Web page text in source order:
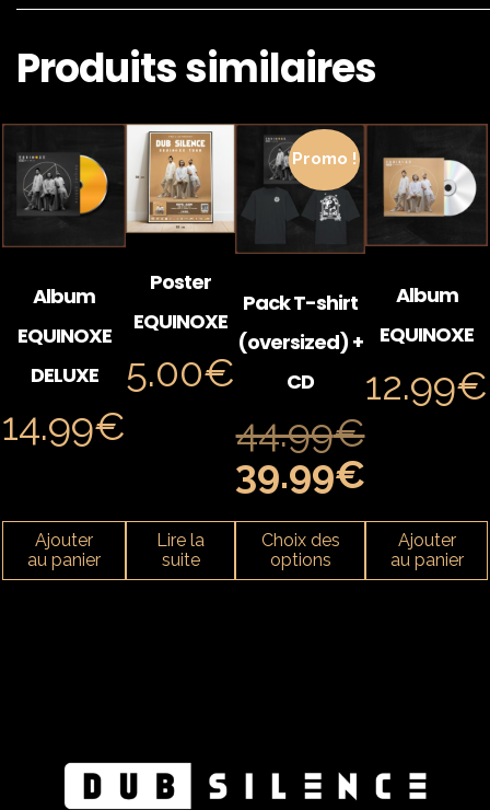
Produits similaires
Album
EQUINOXE
DELUXE
14.99€
Ajouter
au panier
Poster
EQUINOXE
5.00€
Lire la
suite
Promo !
Pack T-shirt
(oversized) +
CD
44.99€
39.99€
Choix des
options
Album
EQUINOXE
12.99€
Ajouter
au panier